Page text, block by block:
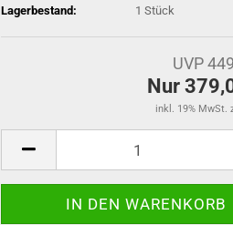
Lagerbestand: 1Stück
UVP
Nur
inkl. 19% MwSt.